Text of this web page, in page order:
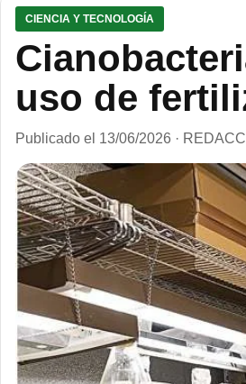
CIENCIA Y TECNOLOGÍA
uso de
Publicado el 13/06/2026 ·